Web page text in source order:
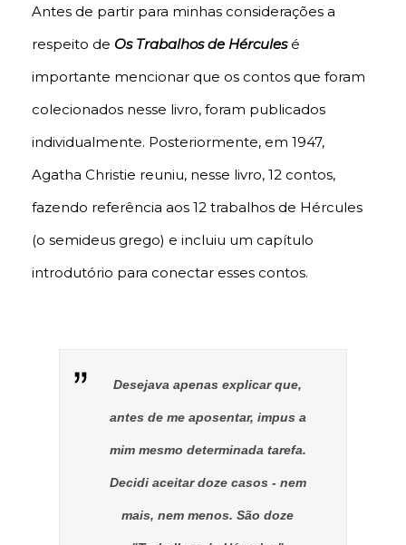
Antes de partir para minhas considerações a
respeito de Os Trabalhos de Hérculesé
importante mencionar que os contos que foram
colecionados nesse livro, foram publicados
individualmente. Posteriormente, em 1947,
Agatha Christie reuniu, nesse livro, 12 contos,
fazendo referência aos 12 trabalhos de Hércules
(o semideus grego) e incluiu um capítulo
introdutório para conectar esses contos.
Desejava apenas explicar que,
antes de me aposentar, impus a
mim mesmo determinada tarefa.
Decidi aceitar doze casos - nem
mais, nem menos. São doze